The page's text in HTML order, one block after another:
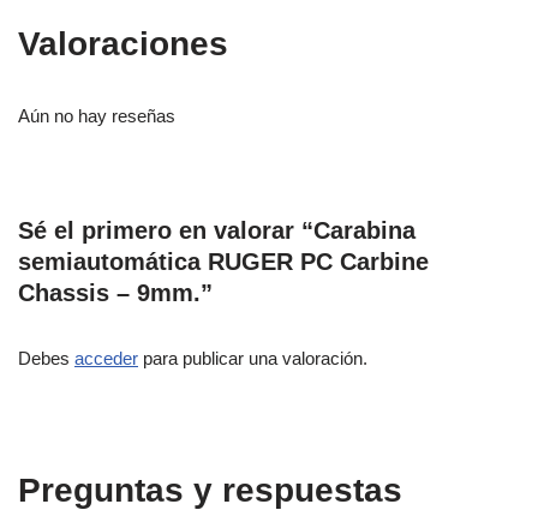
Valoraciones
Aún no hay reseñas
Sé el primero en valorar “Carabina
semiautomática RUGER PC Carbine
Chassis – 9mm.”
Debes acceder para publicar una valoración.
Preguntas y respuestas